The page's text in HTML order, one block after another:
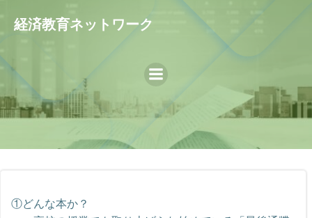
ツ
経済教育ネットワーク
①どんな本か？